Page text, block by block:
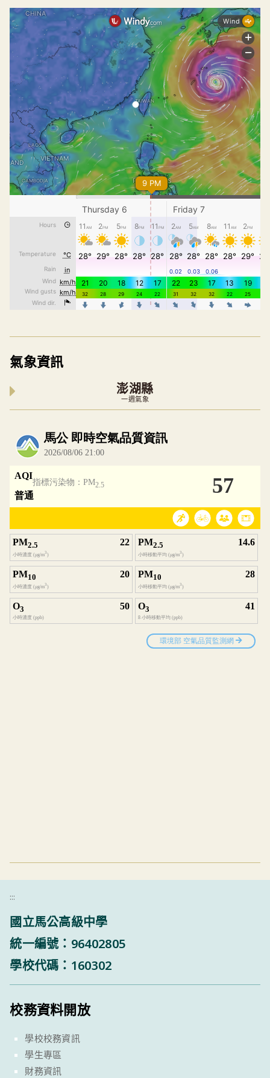
氣象資訊
澎湖縣
一週氣象
內嵌空氣品質小工具為視覺預覽，完整即時空
:::
國立馬公高級中學
統一編號：96402805
學校代碼：160302
校務資料開放
學校校務資訊
學生專區
財務資訊